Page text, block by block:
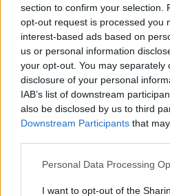
section to confirm your selection.
opt-out request is processed you
interest-based ads based on
us or personal information
your opt-out. You may separately
disclosure of your personal
IAB’s list of downstream
also be disclosed by us to third
Downstream Participants that
Personal Data Processing
I want to opt-out of the
Σας ενδιαφέρει η θέση εργασίας;
βιογραφικό σας στην εταιρεία.
Εγγραφή